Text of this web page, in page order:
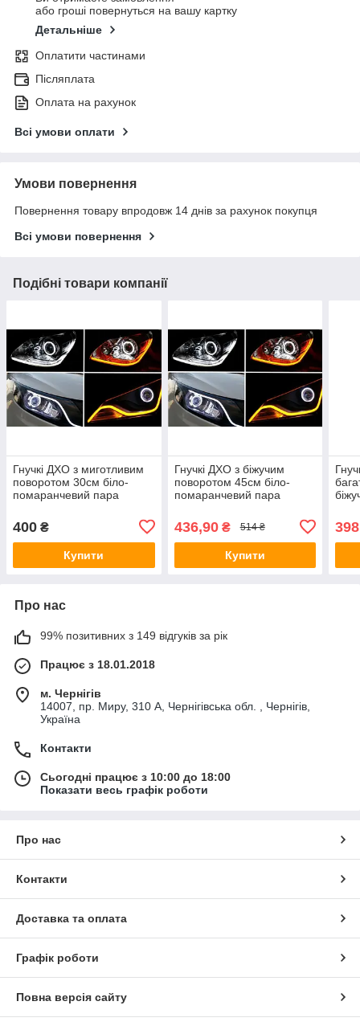
або гроші повернуться на вашу картку
Детальніше
Оплатити частинами
Післяплата
Оплата на рахунок
Всі умови оплати
Умови повернення
Повернення товару впродовж 14 днів за рахунок покупця
Всі умови повернення
Подібні товари компанії
Гнучкі ДХО з миготливим
поворотом 30см біло-
помаранчевий пара
400 ₴
Купити
Гнучкі ДХО з біжучим
поворотом 45см біло-
помаранчевий пара
436,90₴ 514 ₴
Купити
Про нас
99% позитивних з 149 відгуків за рік
Працює з 18.01.2018
м. Чернігів
14007, пр. Миру, 310 А, Чернігівська обл. , Чернігів,
Україна
Контакти
Сьогодні працює з 10:00 до 18:00
Показати весь графік роботи
Про нас
Контакти
Доставка та оплата
Графік роботи
Повна версія сайту